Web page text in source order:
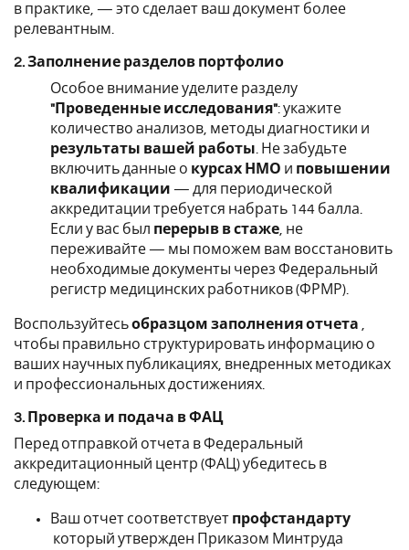
в практике, — это сделает ваш документ более
релевантным.
2. Заполнение разделов портфолио
Особое внимание уделите разделу
"Проведенные исследования": укажите
количество анализов, методы диагностики и
результаты вашей работы . Не забудьте
включить данные о курсах НМО и повышении
квалификации — для периодической
аккредитации требуется набрать 144 балла.
Если у вас был перерыв в стаже , не
переживайте — мы поможем вам восстановить
необходимые документы через Федеральный
регистр медицинских работников (ФРМР).
Воспользуйтесьобразцом заполнения отчета
чтобы правильно структурировать информацию о
ваших научных публикациях, внедренных методиках
и профессиональных достижениях.
3. Проверка и подача в ФАЦ
Перед отправкой отчета в Федеральный
аккредитационный центр (ФАЦ) убедитесь в
следующем:
Ваш отчет соответствует профстандарту
который утвержден Приказом Минтруда